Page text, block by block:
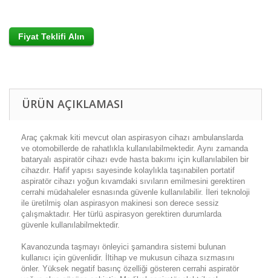
ÜRÜN AÇIKLAMASI
Araç çakmak kiti mevcut olan aspirasyon cihazı ambulanslarda
ve otomobillerde de rahatlıkla kullanılabilmektedir. Aynı zamanda
bataryalı aspiratör cihazı evde hasta bakımı için kullanılabilen bir
cihazdır. Hafif yapısı sayesinde kolaylıkla taşınabilen portatif
aspiratör cihazı yoğun kıvamdaki sıvıların emilmesini gerektiren
cerrahi müdahaleler esnasında güvenle kullanılabilir. İleri teknoloji
ile üretilmiş olan aspirasyon makinesi son derece sessiz
çalışmaktadır. Her türlü aspirasyon gerektiren durumlarda
güvenle kullanılabilmektedir.
Kavanozunda taşmayı önleyici şamandıra sistemi bulunan
kullanıcı için güvenlidir. İltihap ve mukusun cihaza sızmasını
önler. Yüksek negatif basınç özelliği gösteren cerrahi aspiratör